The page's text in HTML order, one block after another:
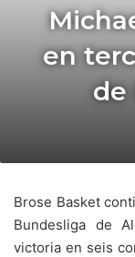
en
de
Brose Basket
Bundesliga de
victoria en seis